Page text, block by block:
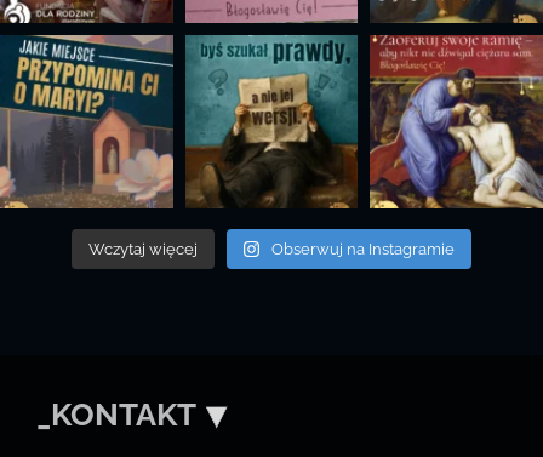
Wczytaj więcej Obserwuj na Instagramie
_KONTAKT